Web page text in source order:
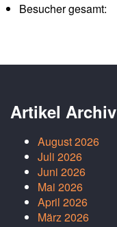
Besucher gesamt:
Artikel Archiv
August 2026
Juli 2026
Juni 2026
Mai 2026
April 2026
März 2026